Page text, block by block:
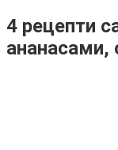
4 рецепти
ананасами,